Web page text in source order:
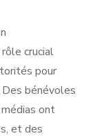
crucial
pour
bénévoles
ont
et des